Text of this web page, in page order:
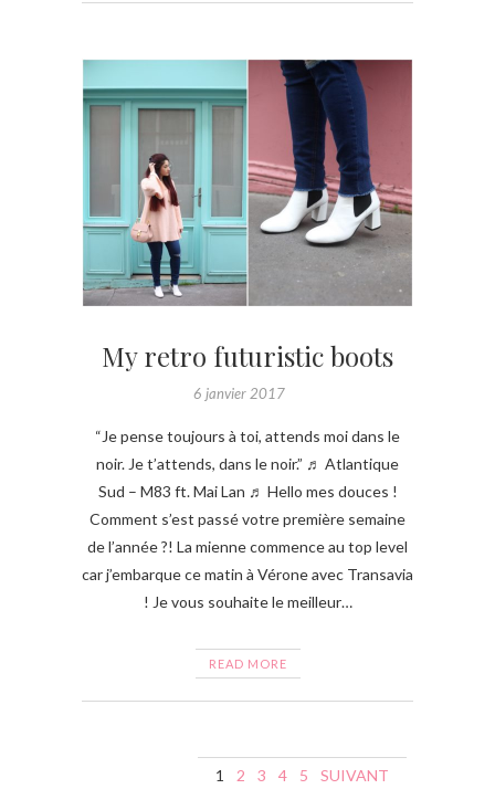
My retro futuristic boots
6 janvier 2017
“Je pense toujours à toi, attends moi dans le
noir. Je t’attends, dans le noir.” ♬ Atlantique
Sud – M83 ft. Mai Lan ♬ Hello mes douces !
Comment s’est passé votre première semaine
de l’année ?! La mienne commence au top level
car j’embarque ce matin à Vérone avec Transavia
! Je vous souhaite le meilleur…
READ MORE
1 2 3 4 5 SUIVANT